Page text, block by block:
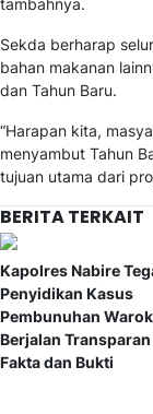
tambahnya.
Sekda berharap
bahan makanan
dan Tahun Baru.
“Harapan kita,
menyambut Tahun
tujuan utama dari
BERITA TERKAIT
Kapolres Nabire
Penyidikan Kasus
Pembunuhan
Berjalan
Fakta dan Bukti